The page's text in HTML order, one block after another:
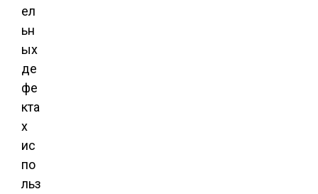
ел
ьн
ых
де
фе
кта
х
ис
по
льз